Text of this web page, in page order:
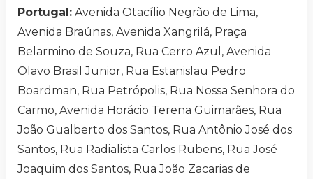
Portugal: Avenida Otacílio Negrão de Lima,
Avenida Braúnas, Avenida Xangrilá, Praça
Belarmino de Souza, Rua Cerro Azul, Avenida
Olavo Brasil Junior, Rua Estanislau Pedro
Boardman, Rua Petrópolis, Rua Nossa Senhora do
Carmo, Avenida Horácio Terena Guimarães, Rua
João Gualberto dos Santos, Rua Antônio José dos
Santos, Rua Radialista Carlos Rubens, Rua José
Joaquim dos Santos, Rua João Zacarias de